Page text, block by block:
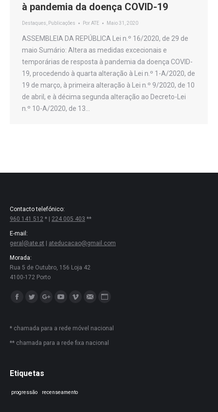
à pandemia da doença COVID-19
Destaques Publicações PorATE Maio 31, 2020
ASSEMBLEIA DA REPÚBLICA Lei n.º 16/2020, de 29 de
maio Sumário: Altera as medidas excecionais e
temporárias de resposta à pandemia da doença COVID-
19, procedendo à quarta alteração à Lei n.º 1-A/2020, de
19 de março, à primeira alteração à Lei n.º 9/2020, de 10
de abril, e à décima segunda alteração ao Decreto-Lei
n.º 10-A/2020, de 13…
Contacto telefónico:
960 141 512 * | 224 005 403 **
E-mail:
geral@ate.pt
ateducacao@gmail.com
Morada:
Rua 5 de Outubro, 156 Loja 42
4100-172 Porto
Encontre-nos em:
* chamada para a rede móvel nacional
** chamada para a rede fixa nacional
Etiquetas
progressão recenseamento